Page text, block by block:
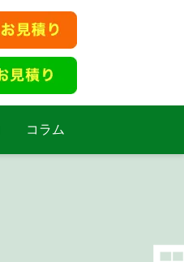
コラム